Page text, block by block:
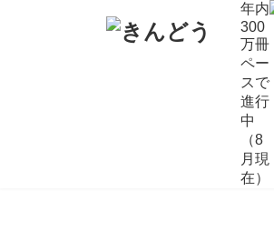
年内
300
万冊
ペー
スで
進行
中
（8
月現
在）